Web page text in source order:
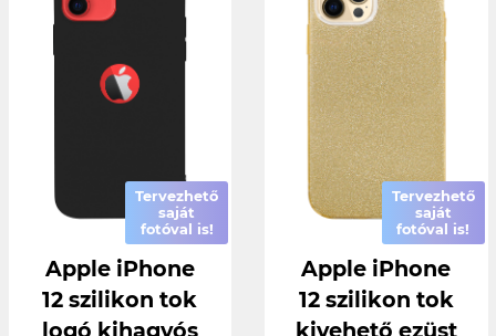
Tervezhető
saját
fotóval is!
Apple iPhone
12 szilikon tok
logó kihagyós
Tervezhető
saját
fotóval is!
Apple iPhone
12 szilikon tok
kivehető ezüst